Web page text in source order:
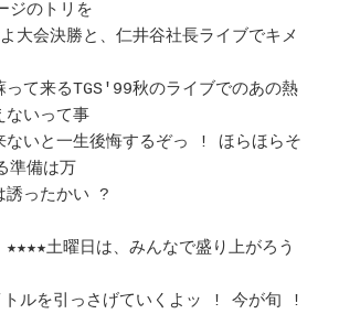
ジのトリを
決勝と、仁井谷社長ライブでキメ
て来るTGS'99秋のライブでのあの熱
いって事
いと一生後悔するぞっ ! ほらほらそ
準備は万
ったかい ?
トルを引っさげていくよッ ! 今が旬 !